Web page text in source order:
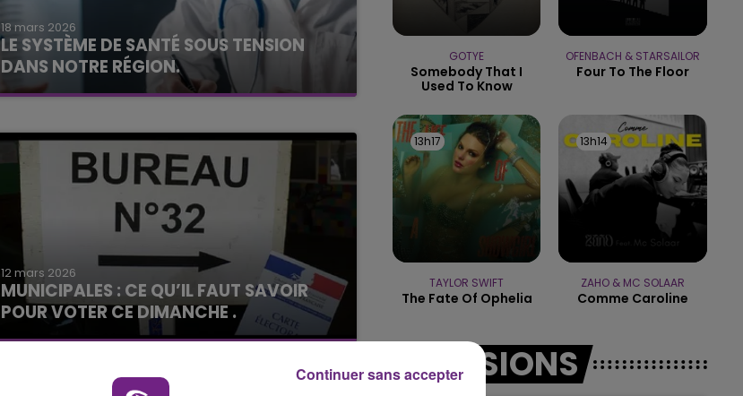
7h00 - 11h00
BEST OF
11h00 - 16h00
LE WEEK-END CHAMPAGNE FM
18 mars 2026
LE SYSTÈME DE SANTÉ SOUS TENSION
DANS NOTRE RÉGION.
12 mars 2026
MUNICIPALES : CE QU’IL FAUT SAVOIR
POUR VOTER CE DIMANCHE .
GOTYE
Somebody That I
Used To Know
OFENBACH & STARSAILOR
Four To The Floor
13h17
13h17
TAYLOR SWIFT
The Fate Of Ophelia
13h14
13h14
ZAHO & MC SOLAAR
Comme Caroline
EMISSIONS
Continuer sans accepter